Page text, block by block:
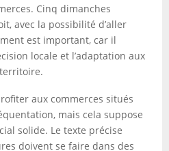
Cinq dimanches
avec la possibilité d’aller
est important, car il
locale et l’adaptation aux
aux commerces situés
mais cela suppose
solide. Le texte précise
doivent se faire dans des